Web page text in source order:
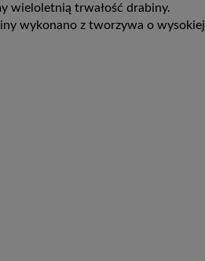
wieloletnią trwałość drabiny.
wykonano z tworzywa o wysokiej